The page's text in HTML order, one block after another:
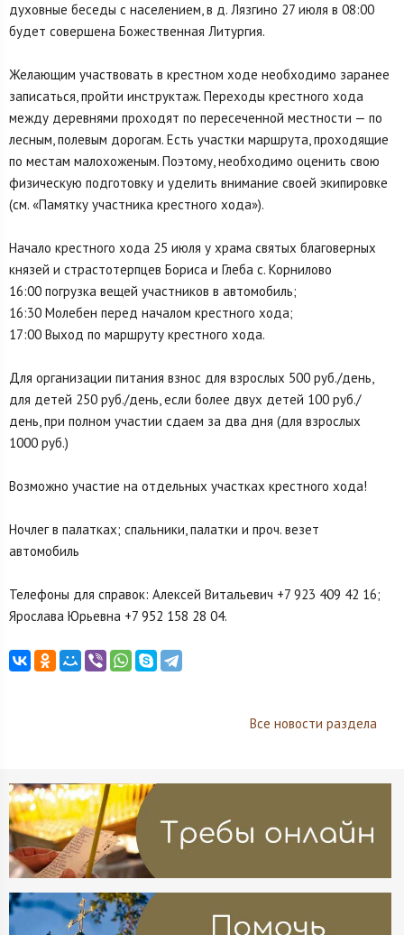
духовные беседы с населением, в д. Лязгино 27 июля в 08:00
будет совершена Божественная Литургия.
Желающим участвовать в крестном ходе необходимо заранее
записаться, пройти инструктаж. Переходы крестного хода
между деревнями проходят по пересеченной местности — по
лесным, полевым дорогам. Есть участки маршрута, проходящие
по местам малохоженым. Поэтому, необходимо оценить свою
физическую подготовку и уделить внимание своей экипировке
(см. «Памятку участника крестного хода»).
Начало крестного хода 25 июля у храма святых благоверных
князей и страстотерпцев Бориса и Глеба с. Корнилово
16:00 погрузка вещей участников в автомобиль;
16:30 Молебен перед началом крестного хода;
17:00 Выход по маршруту крестного хода.
Для организации питания взнос для взрослых 500 руб./день,
для детей 250 руб./день, если более двух детей 100 руб./
день, при полном участии сдаем за два дня (для взрослых
1000 руб.)
Возможно участие на отдельных участках крестного хода!
Ночлег в палатках; спальники, палатки и проч. везет
автомобиль
Телефоны для справок: Алексей Витальевич +7 923 409 42 16;
Ярослава Юрьевна +7 952 158 28 04.
Все новости раздела